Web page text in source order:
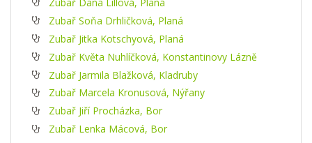
Zubař Soňa Drhličková, Planá
Zubař Jitka Kotschyová, Planá
Zubař Květa Nuhlíčková, Konstantinovy Lázně
Zubař Jarmila Blažková, Kladruby
Zubař Marcela Kronusová, Nýřany
Zubař Jiří Procházka, Bor
Zubař Lenka Mácová, Bor